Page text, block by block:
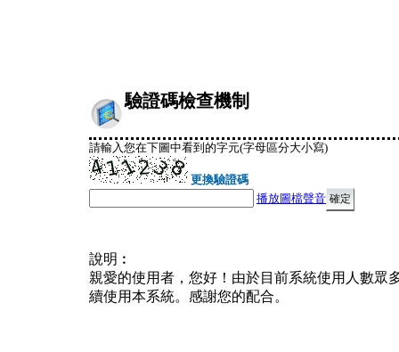
驗證碼檢查機制
請輸入您在下圖中看到的字元(字母區分大小寫)
更換驗證碼
播放圖檔聲音
說明︰
親愛的使用者，您好！由於目前系統使用人數眾
續使用本系統。感謝您的配合。